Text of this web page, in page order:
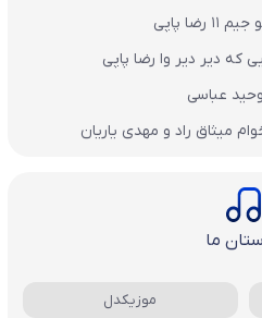
پاپی
که دیر دیر وا رضا پاپی
عباسی
میثاق راد و مهدی یاریان
ما
موزیکدل